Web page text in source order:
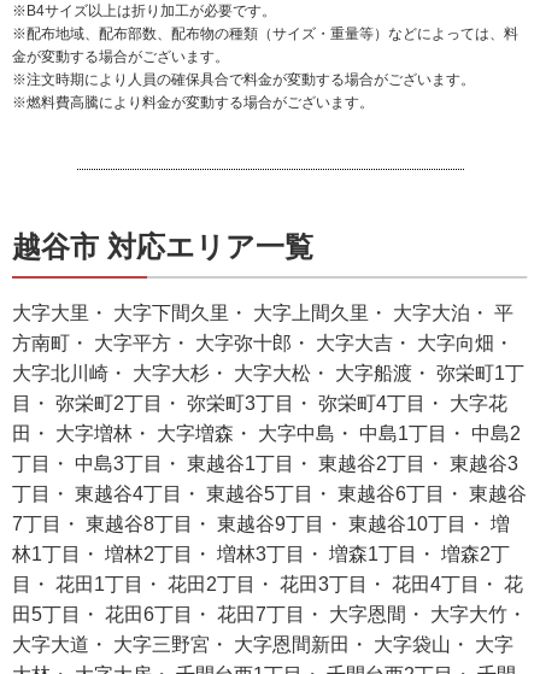
※B4サイズ以上は折り加工が必要です。
※配布地域、配布部数、配布物の種類（サイズ・重量等）などによっては、料
金が変動する場合がございます。
※注文時期により人員の確保具合で料金が変動する場合がございます。
※燃料費高騰により料金が変動する場合がございます。
越谷市 対応エリア一覧
大字大里・ 大字下間久里・ 大字上間久里・ 大字大泊・ 平
方南町・ 大字平方・ 大字弥十郎・ 大字大吉・ 大字向畑・
大字北川崎・ 大字大杉・ 大字大松・ 大字船渡・ 弥栄町1丁
目・ 弥栄町2丁目・ 弥栄町3丁目・ 弥栄町4丁目・ 大字花
田・ 大字増林・ 大字増森・ 大字中島・ 中島1丁目・ 中島2
丁目・ 中島3丁目・ 東越谷1丁目・ 東越谷2丁目・ 東越谷3
丁目・ 東越谷4丁目・ 東越谷5丁目・ 東越谷6丁目・ 東越谷
7丁目・ 東越谷8丁目・ 東越谷9丁目・ 東越谷10丁目・ 増
林1丁目・ 増林2丁目・ 増林3丁目・ 増森1丁目・ 増森2丁
目・ 花田1丁目・ 花田2丁目・ 花田3丁目・ 花田4丁目・ 花
田5丁目・ 花田6丁目・ 花田7丁目・ 大字恩間・ 大字大竹・
大字大道・ 大字三野宮・ 大字恩間新田・ 大字袋山・ 大字